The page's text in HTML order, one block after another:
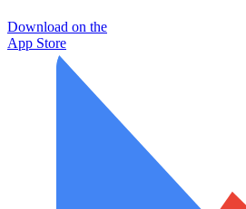
Download on the
App Store